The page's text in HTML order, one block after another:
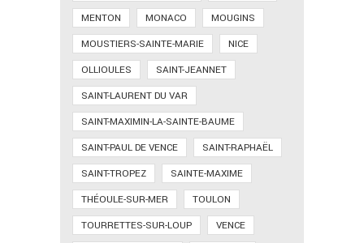
MENTON
MONACO
MOUGINS
MOUSTIERS-SAINTE-MARIE
NICE
OLLIOULES
SAINT-JEANNET
SAINT-LAURENT DU VAR
SAINT-MAXIMIN-LA-SAINTE-BAUME
SAINT-PAUL DE VENCE
SAINT-RAPHAËL
SAINT-TROPEZ
SAINTE-MAXIME
THÉOULE-SUR-MER
TOULON
TOURRETTES-SUR-LOUP
VENCE